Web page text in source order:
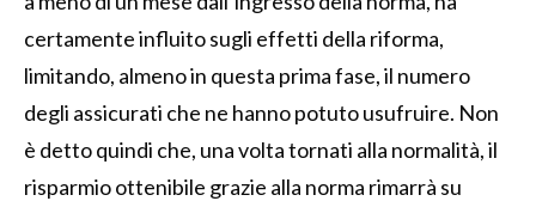
certamente influito sugli effetti della riforma,
limitando, almeno in questa prima fase, il numero
degli assicurati che ne hanno potuto usufruire. Non
è detto quindi che, una volta tornati alla normalità, il
risparmio ottenibile grazie alla norma rimarrà su